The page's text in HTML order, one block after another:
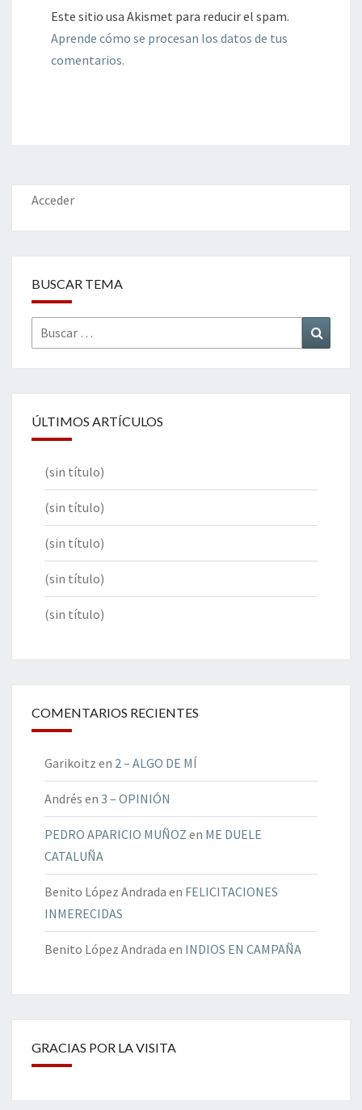
Este sitio usa Akismet para reducir el spam.
Aprende cómo se procesan los datos de tus
comentarios.
Acceder
BUSCAR TEMA
Buscar
por:
ÚLTIMOS ARTÍCULOS
(sin título)
(sin título)
(sin título)
(sin título)
(sin título)
COMENTARIOS RECIENTES
Garikoitz en 2 – ALGO DE MÍ
Andrés en 3 – OPINIÓN
PEDRO APARICIO MUÑOZ en ME DUELE
CATALUÑA
Benito López Andrada en FELICITACIONES
INMERECIDAS
Benito López Andrada en INDIOS EN CAMPAÑA
GRACIAS POR LA VISITA